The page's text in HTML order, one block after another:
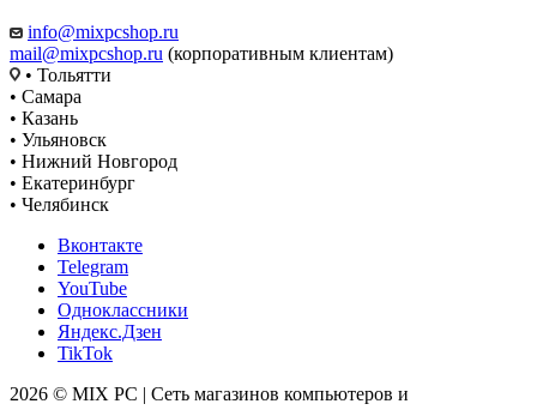
info@mixpcshop.ru
mail@mixpcshop.ru (корпоративным клиентам)
• Тольятти
• Самара
• Казань
• Ульяновск
• Нижний Новгород
• Екатеринбург
• Челябинск
Вконтакте
Telegram
YouTube
Одноклассники
Яндекс.Дзен
TikTok
2026 © MIX PC | Сеть магазинов компьютеров и